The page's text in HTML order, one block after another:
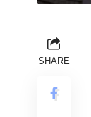
SHARE